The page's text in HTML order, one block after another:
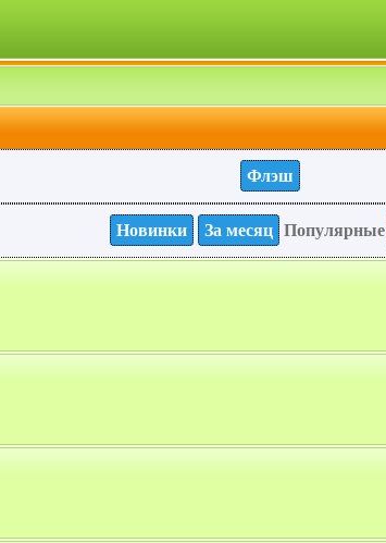
Флэш
Новинки За месяц Популярные